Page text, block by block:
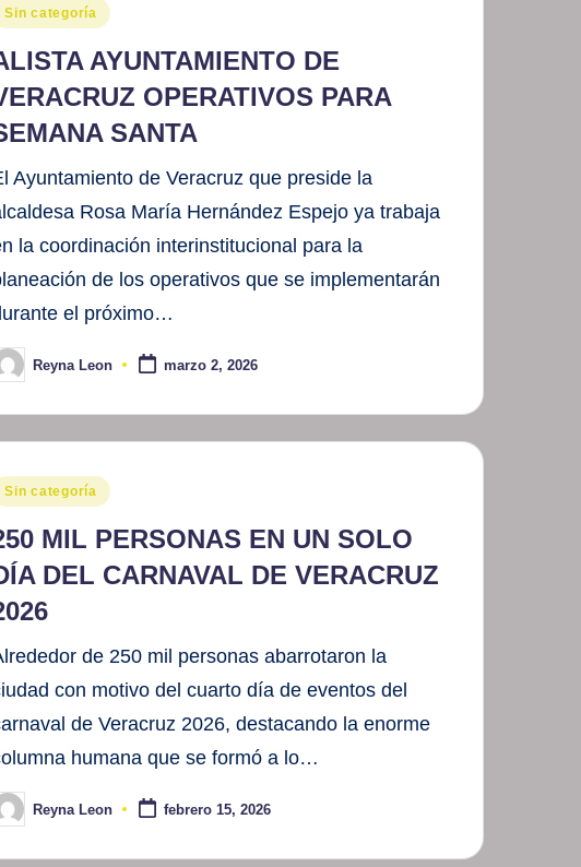
Sin categoría
AYUNTAMIENTO DE
OPERATIVOS PARA
SANTA
Ayuntamiento de Veracruz que preside la
Rosa María Hernández Espejo ya trabaja
la coordinación interinstitucional para la
de los operativos que se implementarán
el próximo…
Reyna Leon marzo 2, 2026
Sin categoría
MIL PERSONAS EN UN SOLO
DEL CARNAVAL DE VERACRUZ
de 250 mil personas abarrotaron la
con motivo del cuarto día de eventos del
de Veracruz 2026, destacando la enorme
humana que se formó a lo…
Reyna Leon febrero 15, 2026